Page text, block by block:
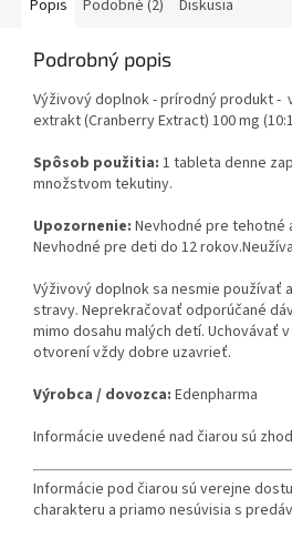
Popis Podobné (2) Diskusia
Podrobný popis
Výživový doplnok - prírodný produkt -
extrakt (Cranberry Extract) 100 mg
Spôsob použitia: 1 tableta denne
množstvom tekutiny.
Upozornenie: Nevhodné pre tehotné
Nevhodné pre deti do 12
Výživový doplnok sa nesmie používať
stravy. Neprekračovať odporúčané
mimo dosahu malých detí. Uchovávať
otvorení vždy dobre uzavrieť.
Výrobca / dovozca: Edenpharma
Informácie uvedené nad čiarou sú
Informácie pod čiarou sú verejne
charakteru a priamo nesúvisia s